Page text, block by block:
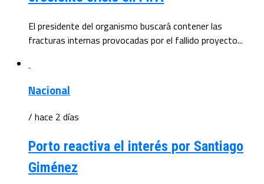
El presidente del organismo buscará contener las
fracturas internas provocadas por el fallido proyecto...
Nacional
/ hace 2 días
Porto reactiva el interés por Santiago
Giménez